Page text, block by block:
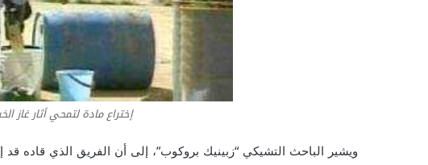
إختراع مادة لتمحي أثار غاز
ويشير الباحث التشيكي “زبينيك بروكوب”، إلى أن الفريق الذي قاده